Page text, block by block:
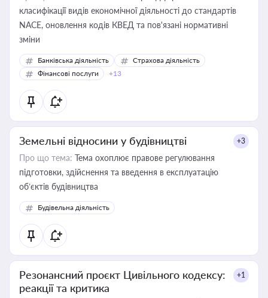
класифікації видів економічної діяльності до стандартів
NACE, оновлення кодів КВЕД та пов'язані нормативні
зміни
Банківська діяльність
Страхова діяльність
Фінансові послуги
+13
Земельні відносини у будівництві +3
Про що тема: Тема охоплює правове регулювання
підготовки, здійснення та введення в експлуатацію
об’єктів будівництва
Будівельна діяльність
Резонансний проєкт Цивільного кодексу:
реакції та критика
+1